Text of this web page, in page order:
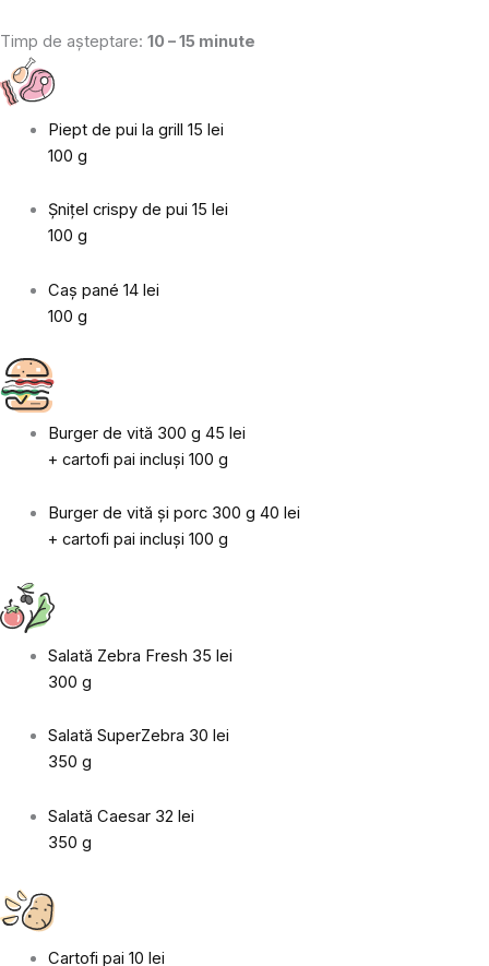
Timp de aşteptare: 10 – 15 minute
Piept de pui la grill 15 lei
100 g
Şniţel crispy de pui 15 lei
100 g
Caş pané 14 lei
100 g
Burger de vită 300 g 45 lei
+ cartofi pai incluși 100 g
Burger de vită şi porc 300 g 40 lei
+ cartofi pai incluși 100 g
Salată Zebra Fresh 35 lei
300 g
Salată SuperZebra 30 lei
350 g
Salată Caesar 32 lei
350 g
Cartofi pai 10 lei